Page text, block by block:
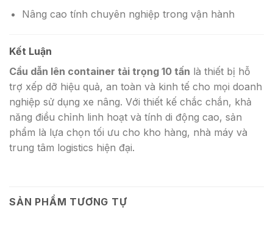
Nâng cao tính chuyên nghiệp trong vận hành
Kết Luận
Cầu dẫn lên container tải trọng 10 tấn là thiết bị hỗ
trợ xếp dỡ hiệu quả, an toàn và kinh tế cho mọi doanh
nghiệp sử dụng xe nâng. Với thiết kế chắc chắn, khả
năng điều chỉnh linh hoạt và tính di động cao, sản
phẩm là lựa chọn tối ưu cho kho hàng, nhà máy và
trung tâm logistics hiện đại.
SẢN PHẨM TƯƠNG TỰ